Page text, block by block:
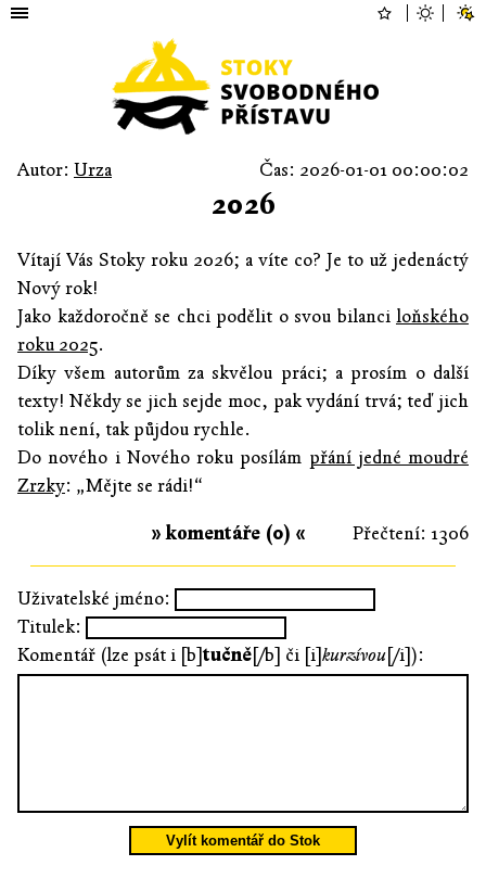
Autor: Urza Čas: 2026-01-01 00:00:02
2026
Vítají Vás Stoky roku 2026; a víte co? Je to už jedenáctý
Nový rok!
Jako každoročně se chci podělit o svou bilanci loňského
roku 2025.
Díky všem autorům za skvělou práci; a prosím o další
texty! Někdy se jich sejde moc, pak vydání trvá; teď jich
tolik není, tak půjdou rychle.
Do nového i Nového roku posílám přání jedné moudré
Zrzky: „Mějte se rádi!“
Přečtení: 1306
» komentáře (0) «
Uživatelské jméno:
Titulek:
Komentář (lze psát i [b]tučně[/b] či [i]kurzívou[/i]):
Vylít komentář do Stok